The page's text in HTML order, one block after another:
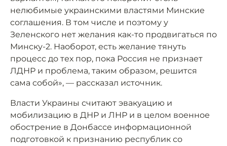
нелюбимые украинскими властями Минские
соглашения. В том числе и поэтому у
Зеленского нет желания как-то продвигаться по
Минску-2. Наоборот, есть желание тянуть
процесс до тех пор, пока Россия не признает
ЛДНР и проблема, таким образом, решится
сама собой», — рассказал источник.
Власти Украины считают эвакуацию и
мобилизацию в ДНР и ЛНР и в целом военное
обострение в Донбассе информационной
подготовкой к признанию республик со